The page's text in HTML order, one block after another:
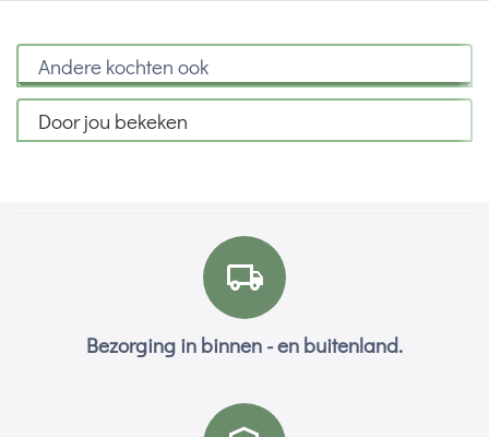
Andere kochten ook
Door jou bekeken
Bezorging in binnen - en buitenland.